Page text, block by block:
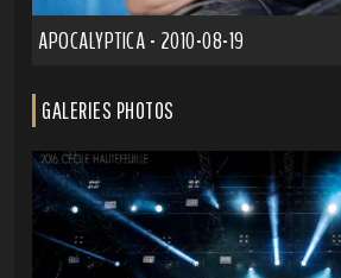
APOCALYPTICA - 2010-08-19
GALERIES PHOTOS